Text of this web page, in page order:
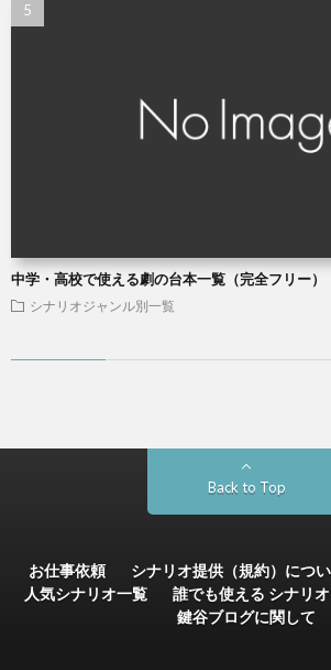
中学・高校で使える劇の台本一覧（完全フリー）
シナリオジャンル別一覧
Back to Top
お仕事依頼 シナリオ提供（規約）につ
人気シナリオ一覧
誰でも使える シナリ
鍵谷ブログに関して